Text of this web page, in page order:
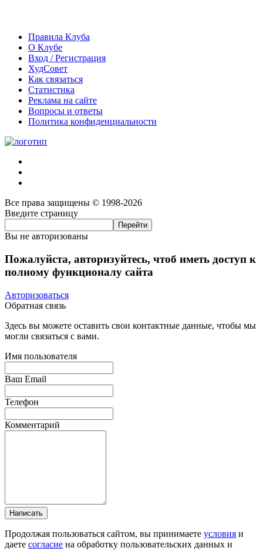
Правила Клуба
О Клубе
Вход / Регистрация
ХудСовет
Как связаться
Статистика
Реклама на сайте
Вопросы и ответы
Политика конфиденциальности
Все права защищены © 1998-2026
Введите страницу
Вы не авторизованы
Пожалуйста, авторизуйтесь, чтоб иметь доступ к
полному функционалу сайта
Авторизоваться
Обратная связь
Здесь вы можете оставить свои контактные данные, чтобы мы
могли связаться с вами.
Имя пользователя
Ваш Email
Телефон
Комментарий
Написать
Продолжая пользоваться сайтом, вы принимаете условия и
даете согласие на обработку пользовательских данных и